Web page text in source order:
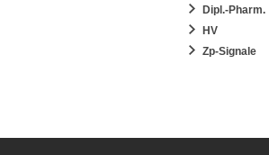
Dipl.-Pharm.
HV
Zp-Signale